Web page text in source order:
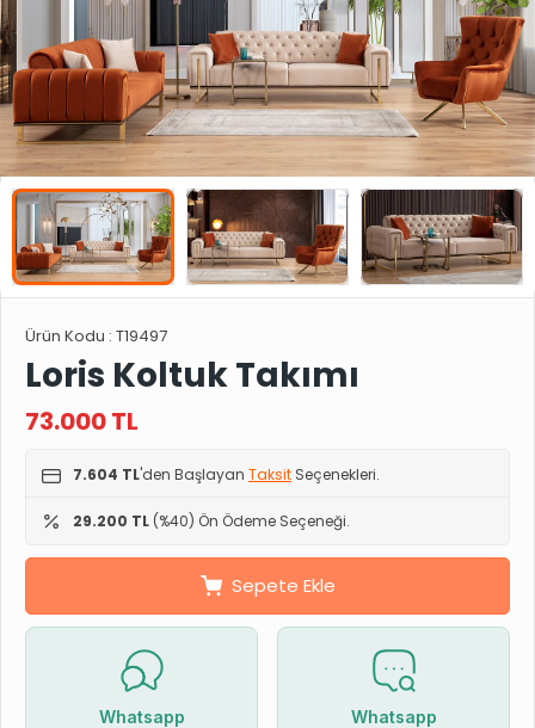
Ürün Kodu : T19497
Loris Koltuk Takımı
73.000TL
7.604 TL'den Başlayan Taksit Seçenekleri.
29.200 TL (%40) Ön Ödeme Seçeneği.
Sepete Ekle
Whatsapp
Whatsapp